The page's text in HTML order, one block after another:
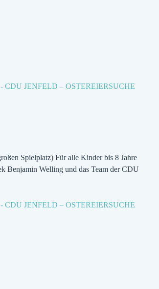
- CDU JENFELD – OSTEREIERSUCHE
Spielplatz) Für alle Kinder bis 8 Jahre
Benjamin Welling und das Team der CDU
- CDU JENFELD – OSTEREIERSUCHE